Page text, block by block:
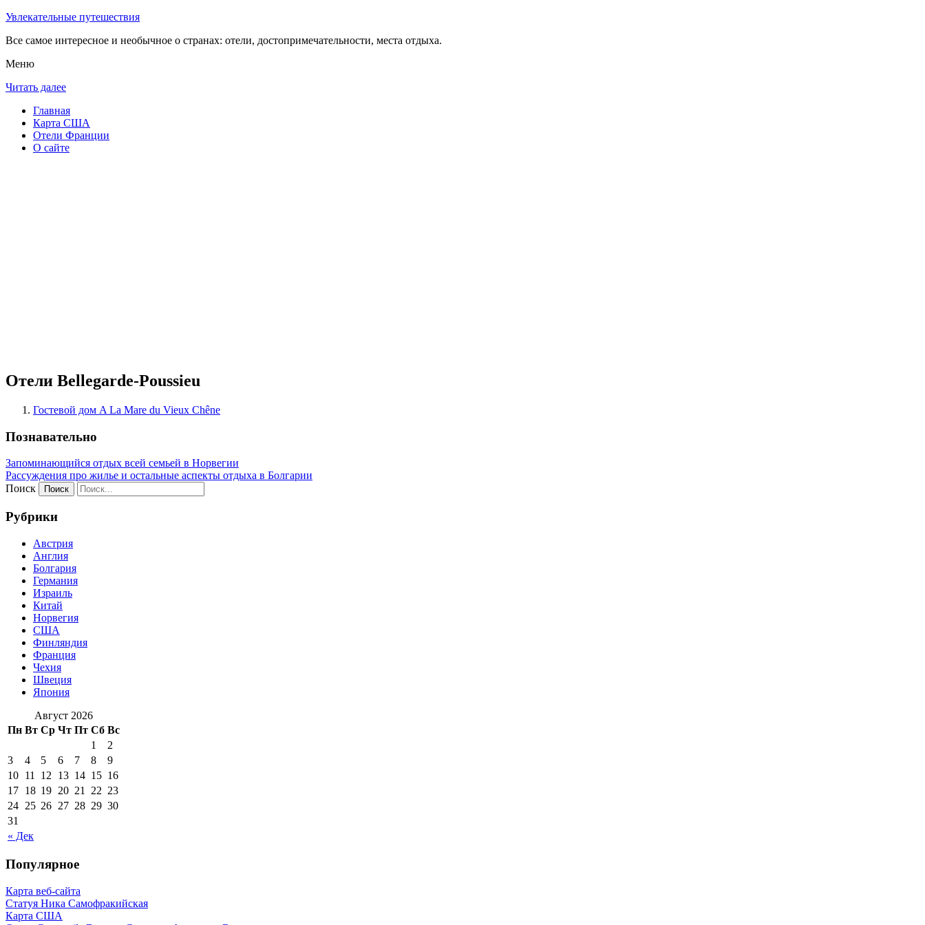
Увлекательные путешествия
Все самое интересное и необычное о странах: отели, достопримечательности, места отдыха.
Меню
Читать далее
Главная
Карта США
Отели Франции
О сайте
Отели Bellegarde-Poussieu
Гостевой дом A La Mare du Vieux Chêne
Познавательно
Запоминающийся отдых всей семьей в Норвегии
Рассуждения про жилье и остальные аспекты отдыха в Болгарии
Поиск
Рубрики
Австрия
Англия
Болгария
Германия
Израиль
Китай
Норвегия
США
Финляндия
Франция
Чехия
Швеция
Япония
Август 2026
Пн Вт Ср Чт Пт Сб Вс
« Дек
1
2
3
4 5 6 7 8
9
10 11 12 13 14 15 16
17 18 19 20 21 22 23
24 25 26 27 28 29 30
31
Популярное
Карта веб-сайта
Статуя Ника Самофракийская
Карта США